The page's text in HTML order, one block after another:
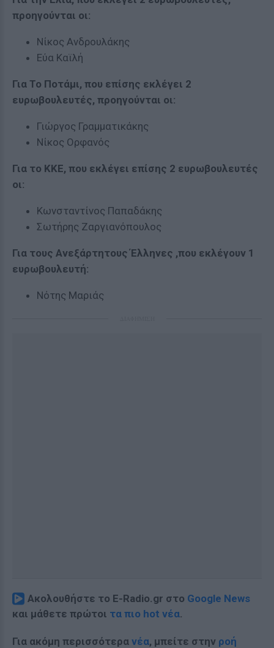
προηγούνται οι:
Νίκος Ανδρουλάκης
Εύα Καϊλή
Για Το Ποτάμι, που επίσης εκλέγει 2
ευρωβουλευτές, προηγούνται οι:
Γιώργος Γραμματικάκης
Νίκος Ορφανός
Για το ΚΚΕ, που εκλέγει επίσης 2 ευρωβουλευτές
οι:
Κωνσταντίνος Παπαδάκης
Σωτήρης Ζαργιανόπουλος
Για τους Ανεξάρτητους Έλληνες ,που εκλέγουν 1
ευρωβουλευτή:
Νότης Μαριάς
Ακολουθήστε το E-Radio.gr στο Google News
και μάθετε πρώτοι τα πιο hot νέα.
Για ακόμη περισσότερα νέα, μπείτε στην ροή